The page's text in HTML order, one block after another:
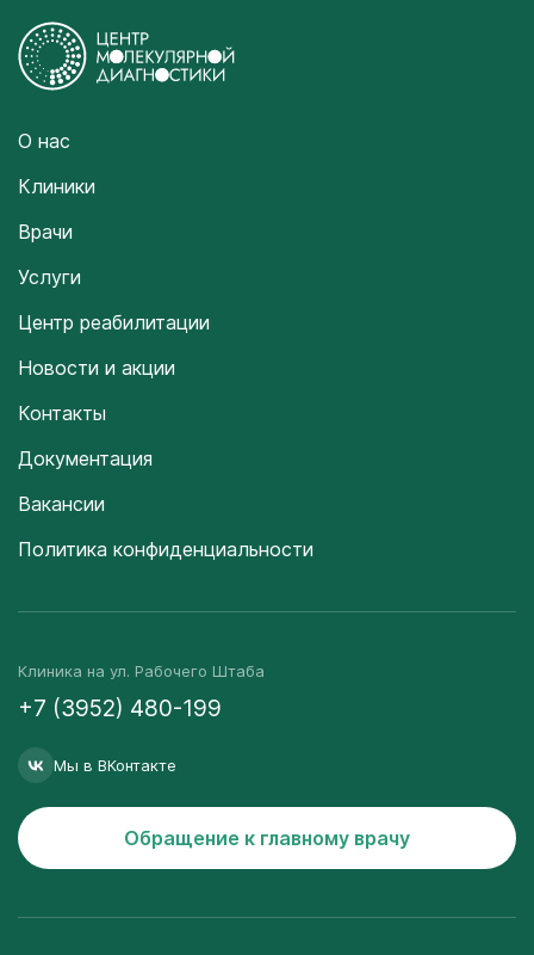
О нас
Клиники
Врачи
Услуги
Центр реабилитации
Новости и акции
Контакты
Документация
Вакансии
Политика конфиденциальности
Клиника на ул. Рабочего Штаба
+7 (3952) 480-199
Мы в ВКонтакте
Обращение к главному врачу